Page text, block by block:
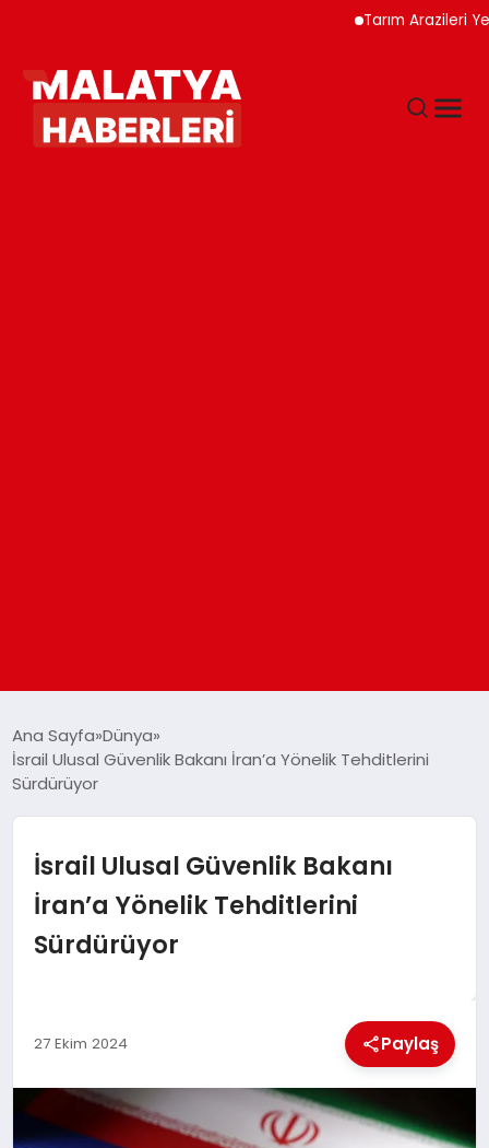
Tarım Arazileri Yeni
GÜNDEM
DÜNYA
EĞITIM
MAGAZIN
SAĞLIK
Ana Sayfa Dünya
İsrail Ulusal Güvenlik Bakanı İran’a Yönelik Tehditlerini
Sürdürüyor
İsrail Ulusal Güvenlik Bakanı
İran’a Yönelik Tehditlerini
Sürdürüyor
27 Ekim 2024 Paylaş